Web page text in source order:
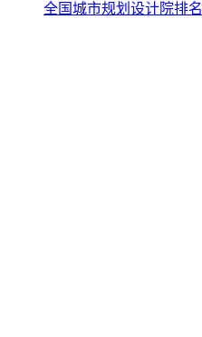
全国城市规划设计院排名